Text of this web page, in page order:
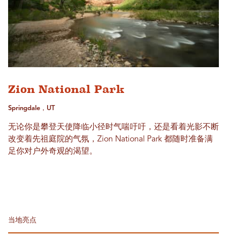
Zion National Park
Springdale，UT
无论你是攀登天使降临小径时气喘吁吁，还是看着光影不断
改变着先祖庭院的气氛，Zion National Park 都随时准备满
足你对户外奇观的渴望。
当地亮点